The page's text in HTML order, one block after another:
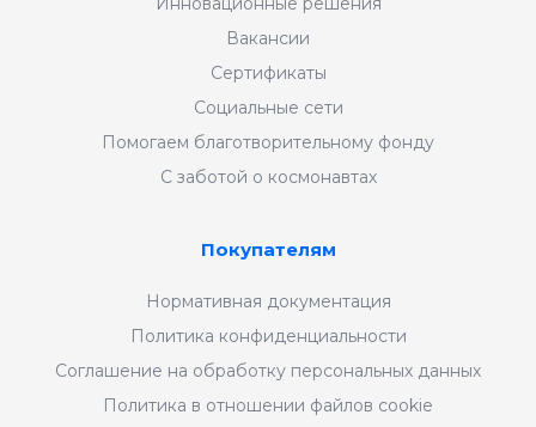
Вакансии
Сертификаты
Социальные сети
Помогаем благотворительному фонду
С заботой о космонавтах
Покупателям
Нормативная документация
Политика конфиденциальности
Соглашение на обработку персональных данных
Политика в отношении файлов cookie